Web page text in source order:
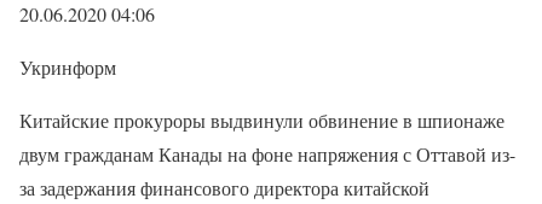
20.06.2020 04:06
Укринформ
Китайские прокуроры выдвинули обвинение в шпионаже
двум гражданам Канады на фоне напряжения с Оттавой из-
за задержания финансового директора китайской